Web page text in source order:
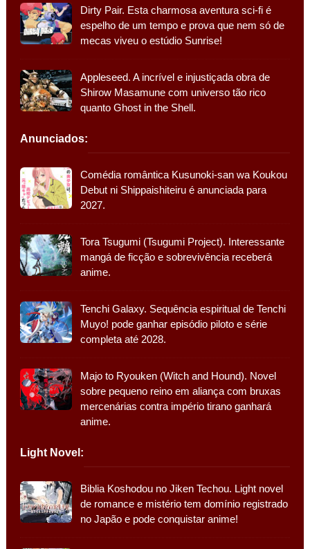
Dirty Pair. Esta charmosa aventura sci-fi é
espelho de um tempo e prova que nem só de
mecas viveu o estúdio Sunrise!
Appleseed. A incrível e injustiçada obra de
Shirow Masamune com universo tão rico
quanto Ghost in the Shell.
Anunciados:
Comédia romântica Kusunoki-san wa Koukou
Debut ni Shippaishiteiru é anunciada para
2027.
Tora Tsugumi (Tsugumi Project). Interessante
mangá de ficção e sobrevivência receberá
anime.
Tenchi Galaxy. Sequência espiritual de Tenchi
Muyo! pode ganhar episódio piloto e série
completa até 2028.
Majo to Ryouken (Witch and Hound). Novel
sobre pequeno reino em aliança com bruxas
mercenárias contra império tirano ganhará
anime.
Light Novel:
Biblia Koshodou no Jiken Techou. Light novel
de romance e mistério tem domínio registrado
no Japão e pode conquistar anime!